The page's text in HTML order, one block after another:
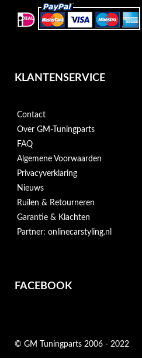
KLANTENSERVICE
Contact
Over GM-Tuningparts
FAQ
Algemene Voorwaarden
Privacyverklaring
Nieuws
Ruilen & Retourneren
Garantie & Klachten
Partner: onlinecarstyling.nl
FACEBOOK
© GM Tuningparts 2006 - 2022